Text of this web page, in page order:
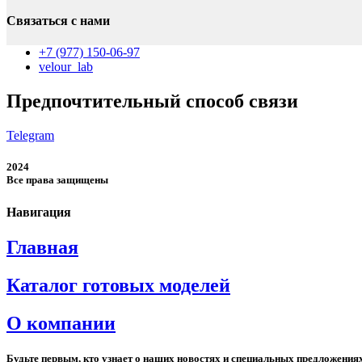
из
предметов
Связаться с нами
+7 (977) 150-06-97
velour_lab
Предпочтительный способ связи
Telegram
2024
Все права защищены
Навигация
Главная
Каталог готовых моделей
О компании
Будьте первым, кто узнает о наших новостях и специальных